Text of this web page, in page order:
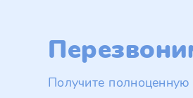
Получите полноценную